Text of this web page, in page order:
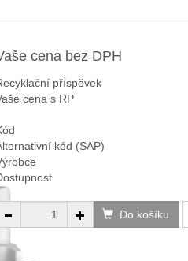
cena bez DPH
příspěvek
cena s RP
kód (SAP)
Do košíku